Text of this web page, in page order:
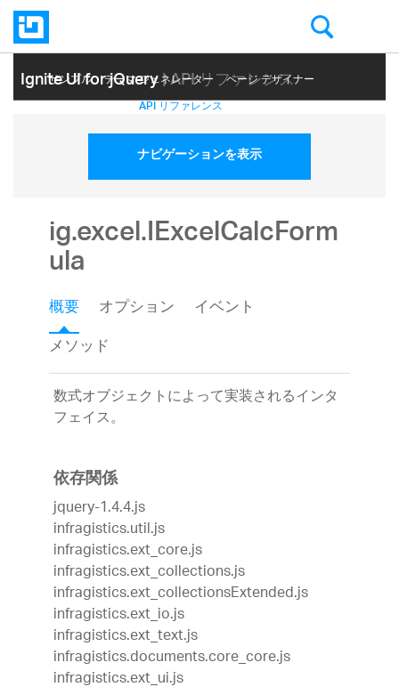
Ignite UI for jQuery| API リファレンス
サンプル テーマ ジェネレーター ページ デザイナー
ヘルプ トピック API リファレンス
ナビゲーションを表示
ig.excel.IExcelCalcForm
ula
概要 オプション
イベント
メソッド
数式オブジェクトによって実装されるインタ
フェイス。
依存関係
jquery-1.4.4.js
infragistics.util.js
infragistics.ext_core.js
infragistics.ext_collections.js
infragistics.ext_collectionsExtended.js
infragistics.ext_io.js
infragistics.ext_text.js
infragistics.documents.core_core.js
infragistics.ext_ui.js